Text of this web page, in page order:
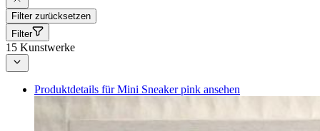
Filter zurücksetzen
Filter
15 Kunstwerke
Produktdetails für Mini Sneaker pink ansehen